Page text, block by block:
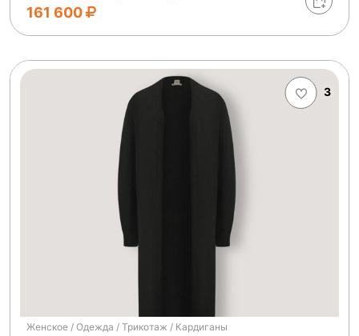
161 600
3
Женское / Одежда / Трикотаж / Кардиганы